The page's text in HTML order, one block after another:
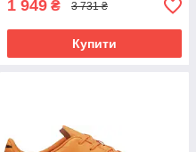
1 949 ₴ 3 731 ₴
Купити